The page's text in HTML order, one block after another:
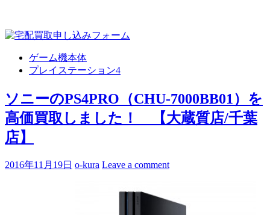
ゲーム機本体
プレイステーション4
ソニーのPS4PRO（CHU-7000BB01）を
高価買取しました！ 【大蔵質店/千葉
店】
2016年11月19日 o-kura Leave a comment